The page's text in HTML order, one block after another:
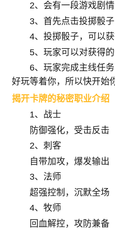
2、会有一段游戏剧
3、首先点击投掷骰子
4、投掷骰子，可以获
5、玩家可以对获得的
6、玩家完成主线任
好玩等着你，所以快开始
揭开卡牌的秘密职业介绍
1、战士
防御强化，受击反击
2、刺客
自带加攻，爆发输出
3、法师
超强控制，沉默全场
4、牧师
回血解控，攻防兼备